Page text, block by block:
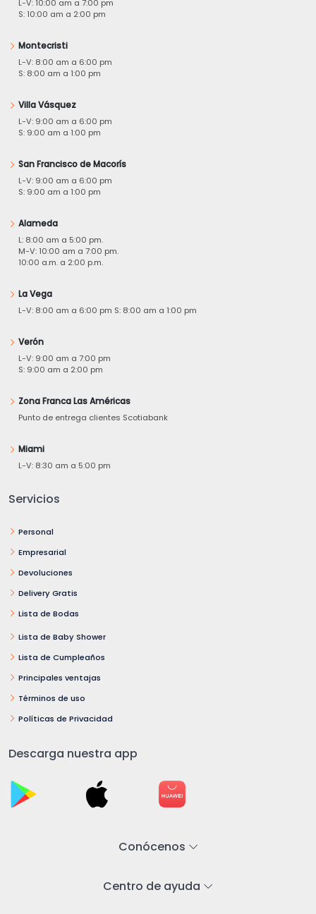
L-V: 10:00 am a 7:00 pm
S: 10:00 am a 2:00 pm
Montecristi
L-V: 8:00 am a 6:00 pm
S: 8:00 am a 1:00 pm
Villa Vásquez
L-V: 9:00 am a 6:00 pm
S: 9:00 am a 1:00 pm
San Francisco de Macorís
L-V: 9:00 am a 6:00 pm
S: 9:00 am a 1:00 pm
Alameda
L: 8:00 am a 5:00 pm.
M-V: 10:00 am a 7:00 pm.
10:00 a.m. a 2:00 p.m.
La Vega
L-V: 8:00 am a 6:00 pm S: 8:00 am a 1:00 pm
Verón
L-V: 9:00 am a 7:00 pm
S: 9:00 am a 2:00 pm
Zona Franca Las Américas
Punto de entrega clientes Scotiabank
Miami
L-V: 8:30 am a 5:00 pm
Servicios
Personal
Empresarial
Devoluciones
Delivery Gratis
Lista de Bodas
Lista de Baby Shower
Lista de Cumpleaños
Principales ventajas
Términos de uso
Políticas de Privacidad
Descarga nuestra app
Conócenos
Centro de ayuda